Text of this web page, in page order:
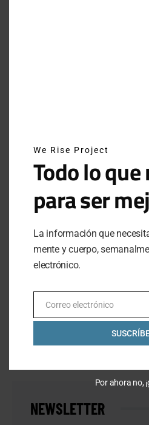
¿ERES REALMENTE FUERTE?
CREATINA: ¿QUÉ ES? ¿CÓMO FUNCIONA?
AUGUST 26, 2025
¿LA CERVEZA AYUDA A LA
AUGUST 5, 2025
INSTAGRAM
NEWSLETTER
We Rise Project
Todo lo
para ser
La información que
mente y cuerpo,
electrónico.
EmailCorreo electrónico
Por ahora no,